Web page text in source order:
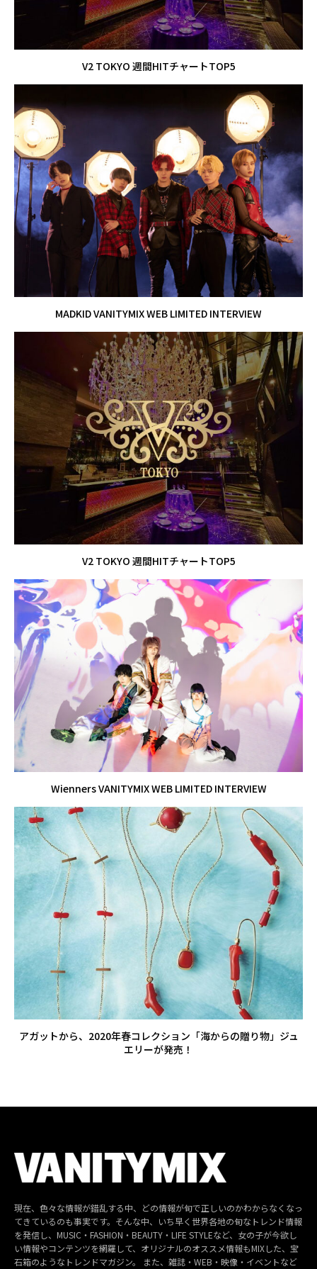
V2 TOKYO 週間HITチャートTOP5
MADKID VANITYMIX WEB LIMITED INTERVIEW
V2 TOKYO 週間HITチャートTOP5
Wienners VANITYMIX WEB LIMITED INTERVIEW
アガットから、2020年春コレクション「海からの贈り物」ジュ
エリーが発売！
現在、色々な情報が錯乱する中、どの情報が旬で正しいのかわからなくなっ
てきているのも事実です。そんな中、いち早く世界各地の旬なトレンド情報
を発信し、MUSIC・FASHION・BEAUTY・LIFE STYLEなど、女の子が今欲し
い情報やコンテンツを網羅して、オリジナルのオススメ情報もMIXした、宝
石箱のようなトレンドマガジン。 また、雑誌・WEB・映像・イベントなど